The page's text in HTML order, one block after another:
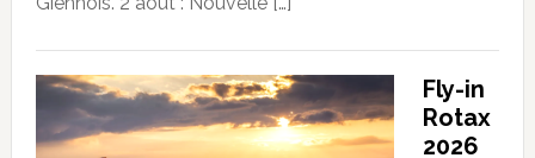
Fly-in
Rotax
2026